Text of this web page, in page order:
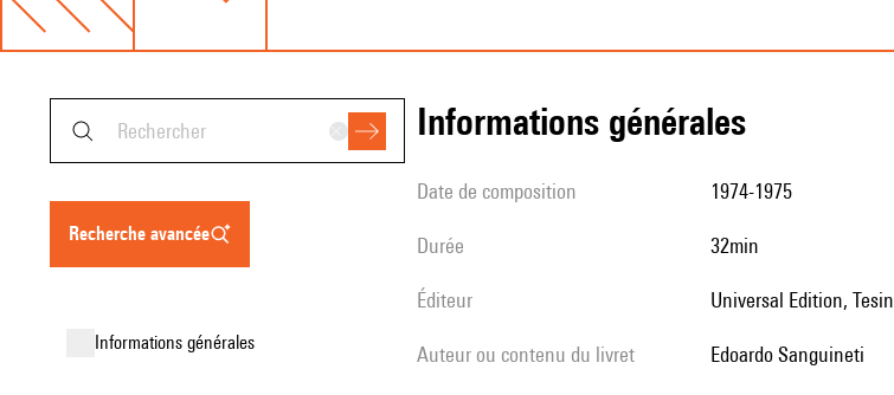
recherche avancée
informations générales
informations générales
date de composition 1974-1975
durée 32min
éditeur Universal Edition, Tesin
Auteur ou contenu du livret Edoardo Sanguineti